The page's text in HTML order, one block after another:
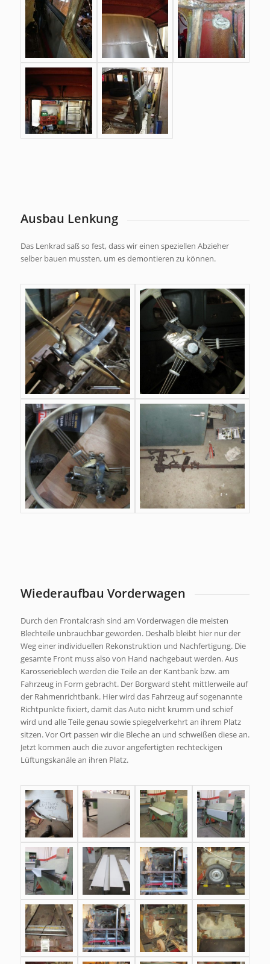
Ausbau Lenkung
Das Lenkrad saß so fest, dass wir einen speziellen Abzieher
selber bauen mussten, um es demontieren zu können.
Wiederaufbau Vorderwagen
Durch den Frontalcrash sind am Vorderwagen die meisten
Blechteile unbrauchbar geworden. Deshalb bleibt hier nur der
Weg einer individuellen Rekonstruktion und Nachfertigung. Die
gesamte Front muss also von Hand nachgebaut werden. Aus
Karosserieblech werden die Teile an der Kantbank bzw. am
Fahrzeug in Form gebracht. Der Borgward steht mittlerweile auf
der Rahmenrichtbank. Hier wird das Fahrzeug auf sogenannte
Richtpunkte fixiert, damit das Auto nicht krumm und schief
wird und alle Teile genau sowie spiegelverkehrt an ihrem Platz
sitzen. Vor Ort passen wir die Bleche an und schweißen diese an.
Jetzt kommen auch die zuvor angefertigten rechteckigen
Lüftungskanäle an ihren Platz.